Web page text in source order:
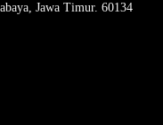
Jawa Timur. 60134